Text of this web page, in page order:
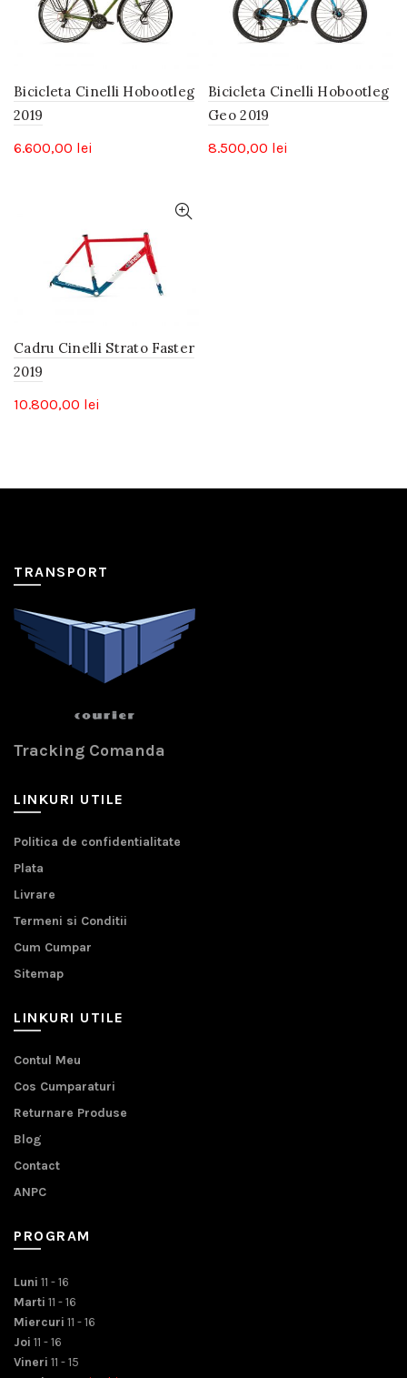
Bicicleta Cinelli Hobootleg
2019
6.600,00 lei
Bicicleta Cinelli Hobootleg
Geo 2019
8.500,00 lei
Cadru Cinelli Strato Faster
2019
10.800,00 lei
TRANSPORT
Tracking Comanda
LINKURI UTILE
Politica de confidentialitate
Plata
Livrare
Termeni si Conditii
Cum Cumpar
Sitemap
LINKURI UTILE
Contul Meu
Cos Cumparaturi
Returnare Produse
Blog
Contact
ANPC
PROGRAM
Luni 11 - 16
Marti 11 - 16
Miercuri 11 - 16
Joi 11 - 16
Vineri 11 - 15